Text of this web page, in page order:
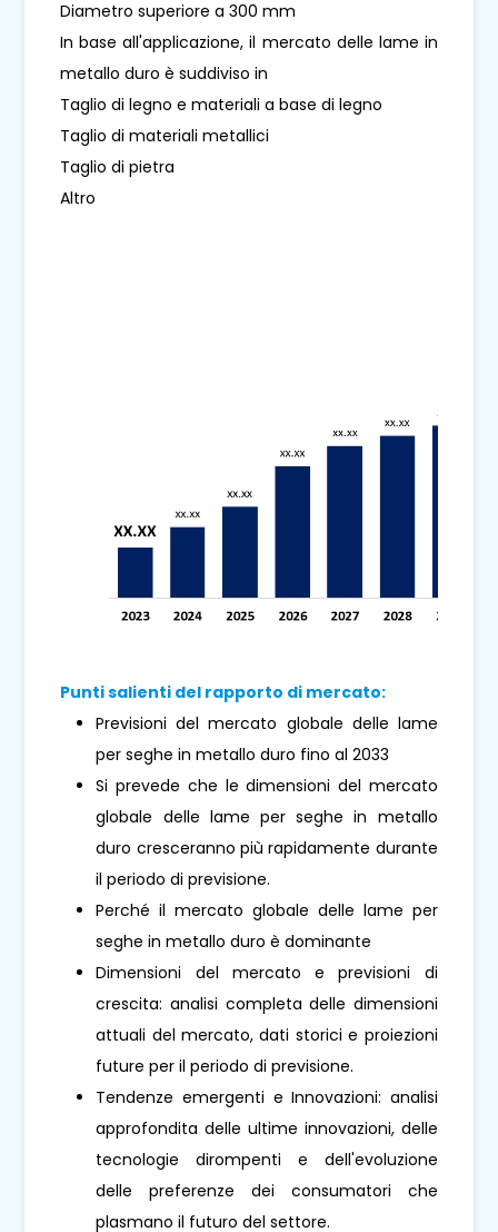
Diametro superiore a 300 mm
In base all'applicazione, il mercato delle lame in
metallo duro è suddiviso in
Taglio di legno e materiali a base di legno
Taglio di materiali metallici
Taglio di pietra
Altro
Punti salienti del rapporto di mercato:
Previsioni del mercato globale delle lame
per seghe in metallo duro fino al 2033
Si prevede che le dimensioni del mercato
globale delle lame per seghe in metallo
duro cresceranno più rapidamente durante
il periodo di previsione.
Perché il mercato globale delle lame per
seghe in metallo duro è dominante
Dimensioni del mercato e previsioni di
crescita: analisi completa delle dimensioni
attuali del mercato, dati storici e proiezioni
future per il periodo di previsione.
Tendenze emergenti e Innovazioni: analisi
approfondita delle ultime innovazioni, delle
tecnologie dirompenti e dell'evoluzione
delle preferenze dei consumatori che
plasmano il futuro del settore.